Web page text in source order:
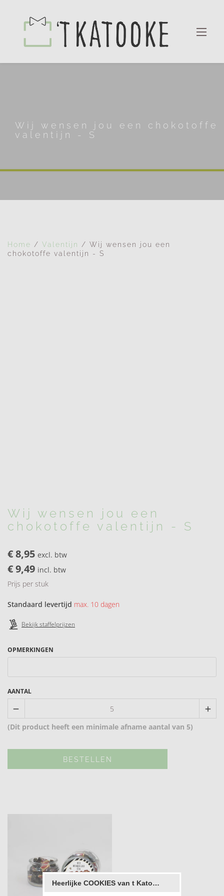
Wij wensen jou een chokotoffe
valentijn - S
Home / Valentijn / Wij wensen jou een
chokotoffe valentijn - S
Wij wensen jou een
chokotoffe valentijn - S
€8,95 excl. btw
€9,49 incl. btw
Prijs per stuk
Standaard levertijd max. 10 dagen
Bekijk staffelprijzen
OPMERKINGEN
AANTAL
remove add
(Dit product heeft een minimale afname aantal van 5)
BESTELLEN
Heerlijke COOKIES van t Katooke ;)